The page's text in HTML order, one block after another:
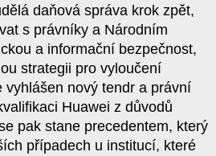
daňová správa krok zpět,
s právníky a Národním
a informační bezpečnost,
strategii pro vyloučení
vyhlášen nový tendr a právní
Huawei z důvodů
pak stane precedentem, který
případech u institucí, které